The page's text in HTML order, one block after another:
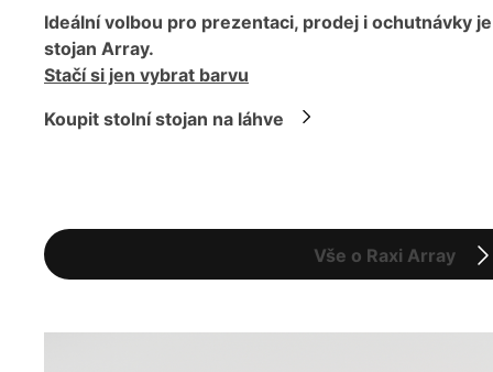
Vše o Raxi Array
Ideální volbou pro prezentaci, prodej i ochutnávky
stojan Array.
Stačí si jen vybrat barvu
Koupit stolní stojan na láhve